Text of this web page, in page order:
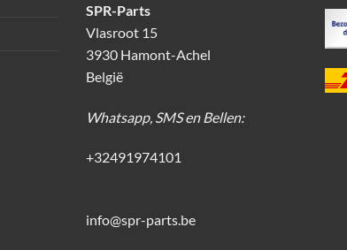
SPR-Parts
Vlasroot 15
3930 Hamont-Achel
België
Whatsapp, SMS en Bellen:
+32491974101
info@spr-parts.be